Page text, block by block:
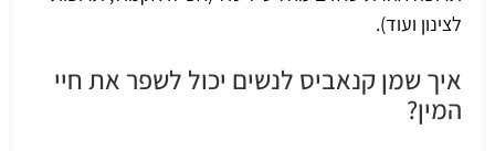
לצינון ועוד).
איך שמן קנאביס לנשים יכול לשפר את חיי
המין?